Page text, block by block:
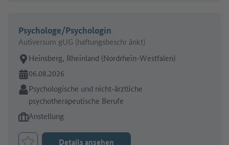
Psychologe/Psychologin
Autiversum gUG (haftungsbeschr änkt)
Arbeitsort:
Heinsberg, Rheinland (Nordrhein-Westfalen)
Online seit:
06.08.2026
Branche:
Psychologische und nicht-ärztliche
psychotherapeutische Berufe
Art des Jobangebots:
Anstellung
Details ansehen